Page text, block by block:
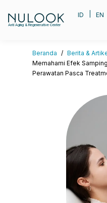
Anti Aging & Regenerative Center
ID EN
Beranda / Berita &
Memahami Efek
Perawatan Pasca